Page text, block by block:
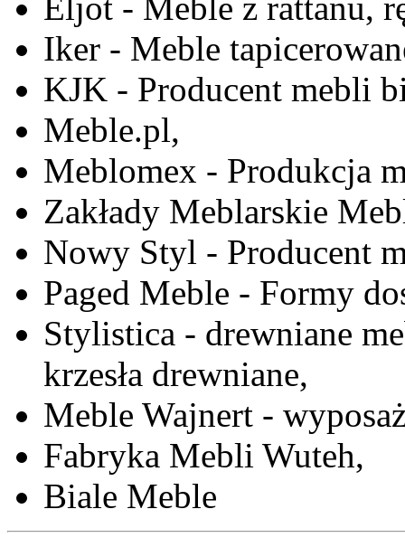
Eljot - Meble z rattanu,
Iker - Meble
KJK - Producent mebli
Meble.pl,
Meblomex - Produkcja
Zakłady Meblarskie
Nowy Styl - Producent
Paged Meble - Formy
Stylistica - drewniane
krzesła drewniane,
Meble Wajnert -
Fabryka Mebli Wuteh,
Biale Meble